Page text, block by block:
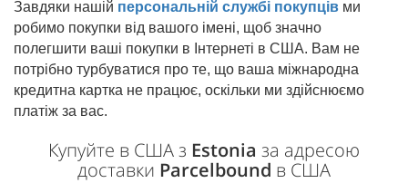
Завдяки нашій персональній службі покупців ми
робимо покупки від вашого імені, щоб значно
полегшити ваші покупки в Інтернеті в США. Вам не
потрібно турбуватися про те, що ваша міжнародна
кредитна картка не працює, оскільки ми здійснюємо
платіж за вас.
Купуйте в США з Estonia за адресою
доставки Parcelbound в США